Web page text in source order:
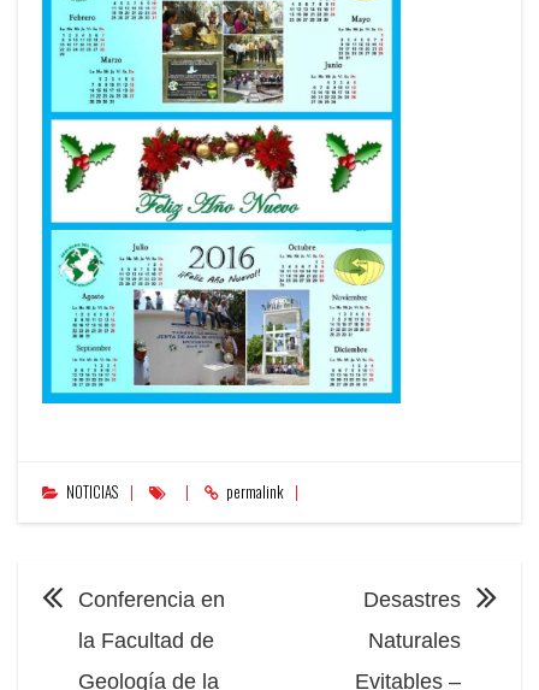
NOTICIAS permalink
NAVEGACIÓN
Conferencia en
la Facultad de
Geología de la
Desastres
Naturales
Evitables –